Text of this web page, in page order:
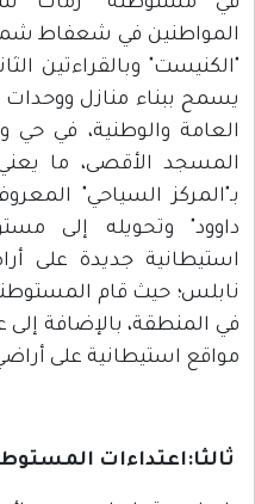
في شعفاط
وبالقراءتين
ببناء منازل ووحدات
والوطنية، في حي
الأقصى، ما
السياحي"
وتحويله إلى
جديدة على
حيث قام
استيطانية على
ثالثا:اعتداءات